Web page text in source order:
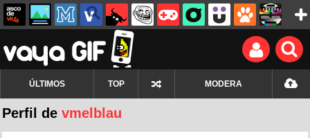
ÚLTIMOS TOP MODERA
Perfil de vmelblau